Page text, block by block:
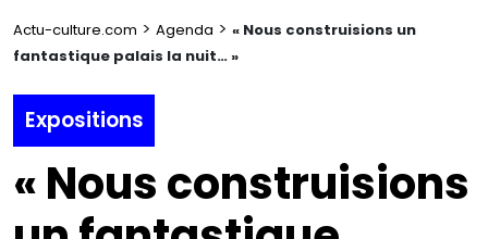
Actu-culture.com > Agenda > « Nous construisions un
fantastique palais la nuit… »
Expositions
« Nous construisions